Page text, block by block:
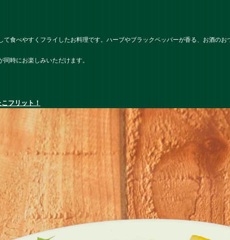
食べやすくフライしたお料理です。ハーブやブラックペッパーが香る、お酒のお
時にお楽しみいただけます。
フリット！